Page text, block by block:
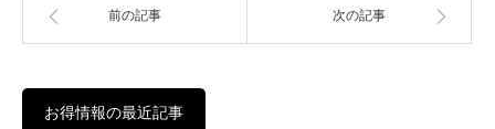
前の記事 次の記事
お得情報の最近記事